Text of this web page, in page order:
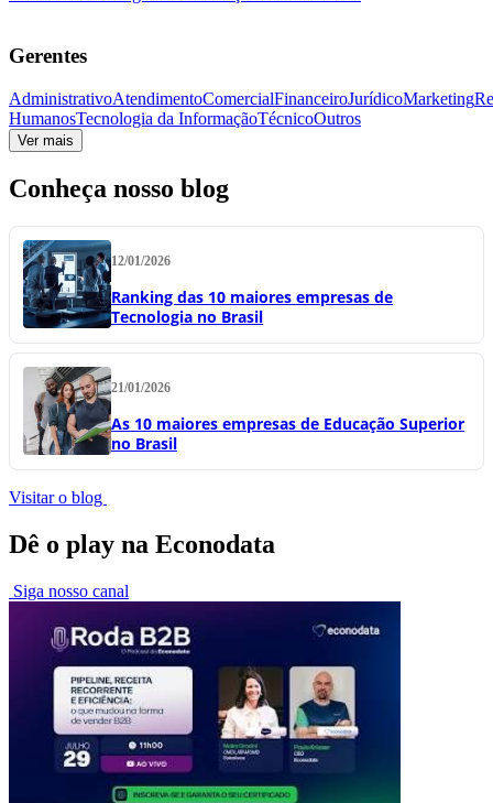
Gerentes
AdministrativoAtendimentoComercialFinanceiroJurídicoMarketing
HumanosTecnologia da InformaçãoTécnicoOutros
Ver mais
Conheça nosso blog
12/01/2026
Ranking das 10 maiores empresas de
Tecnologia no Brasil
21/01/2026
As 10 maiores empresas de Educação Superior
no Brasil
Visitar o blog
Dê o play na Econodata
Siga nosso canal